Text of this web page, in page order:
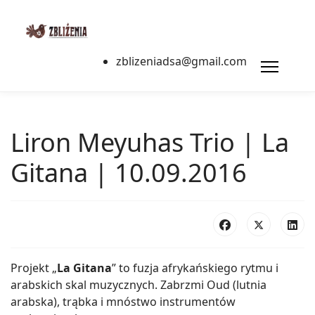
zblizeniadsa@gmail.com
Liron Meyuhas Trio | La
Gitana | 10.09.2016
Projekt „La Gitana” to fuzja afrykańskiego rytmu i
arabskich skal muzycznych. Zabrzmi Oud (lutnia
arabska), trąbka i mnóstwo instrumentów